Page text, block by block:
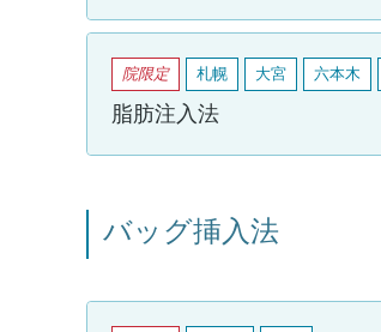
院限定 札幌 大宮 六本木
脂肪注入法
バッグ挿入法